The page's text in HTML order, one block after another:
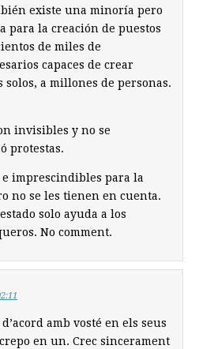
existe una minoría pero
para la creación de puestos
de miles de
capaces de crear
solos, a millones de personas.
invisibles y no se
protestas.
e imprescindibles para la
no se les tienen en cuenta.
solo ayuda a los
No comment.
amb vosté en els seus
en un. Crec sincerament